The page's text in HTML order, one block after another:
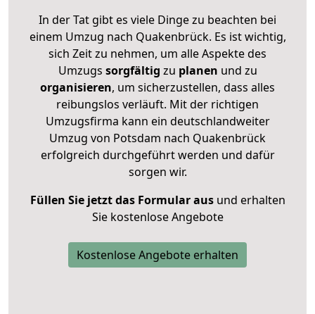
In der Tat gibt es viele Dinge zu beachten bei
einem Umzug nach Quakenbrück. Es ist wichtig,
sich Zeit zu nehmen, um alle Aspekte des
Umzugs sorgfältig zu planen und zu
organisieren, um sicherzustellen, dass alles
reibungslos verläuft. Mit der richtigen
Umzugsfirma kann ein deutschlandweiter
Umzug von Potsdam nach Quakenbrück
erfolgreich durchgeführt werden und dafür
sorgen wir.
Füllen Sie jetzt das Formular ausund erhalten
Sie kostenlose Angebote
Kostenlose Angebote erhalten